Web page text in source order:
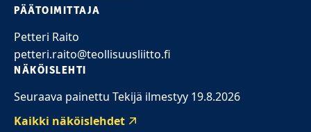
PÄÄTOIMITTAJA
Petteri Raito
petteri.raito@teollisuusliitto.fi
NÄKÖISLEHTI
Seuraava painettu Tekijä ilmestyy 19.8.2026
Kaikki näköislehdet